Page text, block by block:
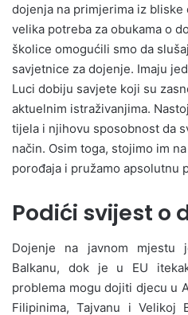
dojenja na primjerima iz
velika potreba za obukama o
školice omogućili smo da
savjetnice za dojenje. Imaju
Luci dobiju savjete koji su
aktuelnim istraživanjima.
tijela i njihovu sposobnost da
način. Osim toga, stojimo im
porođaja i pružamo apsolutnu
Podići svijest o
Dojenje na javnom mjestu
Balkanu, dok je u EU
problema mogu dojiti djecu u
Filipinima, Tajvanu i